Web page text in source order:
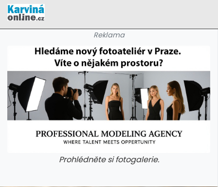
Reklama
Prohlédněte si fotogalerie.